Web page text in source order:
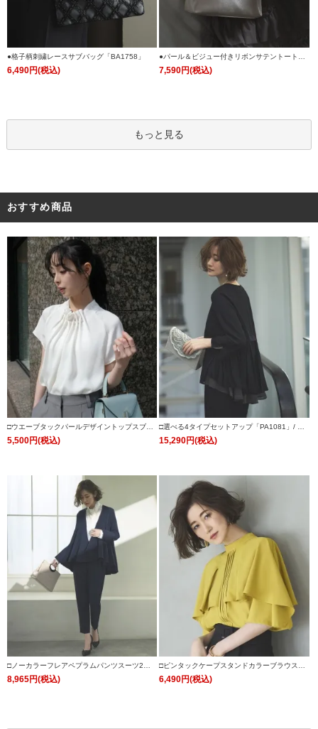
●格子柄刺繍レースサブバッグ「BA1758」
6,490円(税込)
●パール＆ビジュー付きリボンサテントートバ
ッグ「BA1759」
7,590円(税込)
もっと見る
おすすめ商品
□ウエーブタックパールデザイントップスブラ
ウス「T983」/学校行事・通勤・ビジネス・オ
5,500円(税込)
□選べる4タイプセットアップ「PA1081」/ フ
ォーマルセレモニー・入学式(入園式)・卒業式
15,290円(税込)
□ノーカラーフレアペプラムパンツスーツ2点
セット「SU1088」/ フォーマルセレモニー・
8,965円(税込)
□ピンタックケープスタンドカラーブラウス
「T1119」/ 学校行事・通勤・ビジネス・オフ
6,490円(税込)